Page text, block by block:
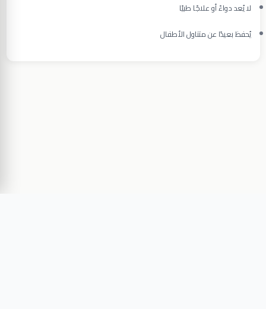
لا يُعد دواءً أو علاجًا طبيًا
يُحفظ بعيدًا عن متناول الأطفال